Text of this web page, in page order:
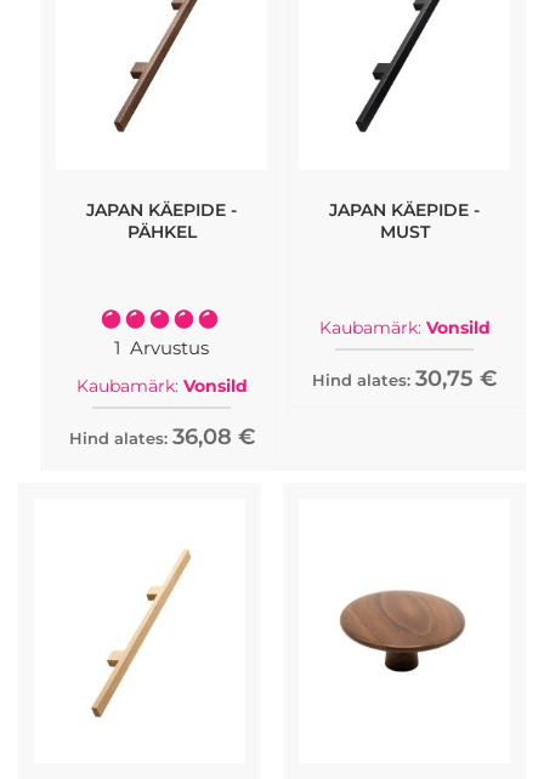
Adam Laws oma sõnadega ütleb: "Ma otsin oma disainis
emotsionaalset kvaliteeti – vormi elegantsust, mis on
sujuvalt integreeritud toote funktsiooniga ning ajatult
Vonsild on pikka aega spetsialiseerunud köögi- ja
magamistuppa.
JAPAN KÄEPIDE -
PÄHKEL
Rating:
100%
1 Arvustus
Kaubamärk: Vonsild
Hind alates: 36,08 €
JAPAN KÄEPIDE -
MUST
Kaubamärk: Vonsild
Hind alates: 30,75 €